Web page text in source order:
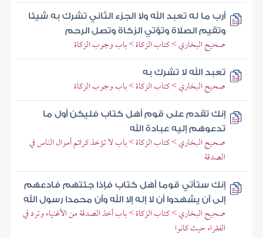
أرب ما له تعبد الله ولا الجزء الثاني تشرك به شيئا
وتقيم الصلاة وتؤتي الزكاة وتصل الرحم
صحيح البخاري > كتاب الزكاة > باب وجوب الزكاة
تعبد الله لا تشرك به
صحيح البخاري > كتاب الزكاة > باب وجوب الزكاة
إنك تقدم على قوم أهل كتاب فليكن أول ما
تدعوهم إليه عبادة الله
صحيح البخاري > كتاب الزكاة > باب لا تؤخذ كرائم أموال الناس في
الصدقة
إنك ستأتي قوما أهل كتاب فإذا جئتهم فادعهم
إلى أن يشهدوا أن لا إله إلا الله وأن محمدا رسول الله
صحيح البخاري > كتاب الزكاة > باب أخذ الصدقة من الأغنياء وترد في
الفقراء حيث كانوا